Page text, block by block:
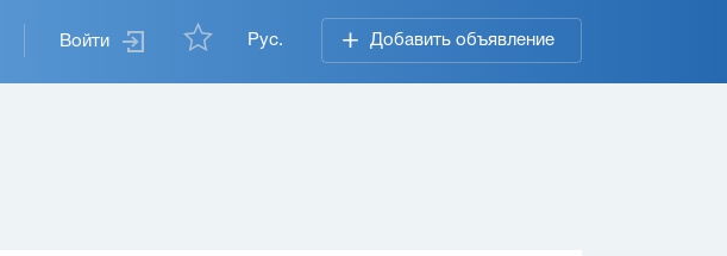
Войти Рус. Добавить объявление